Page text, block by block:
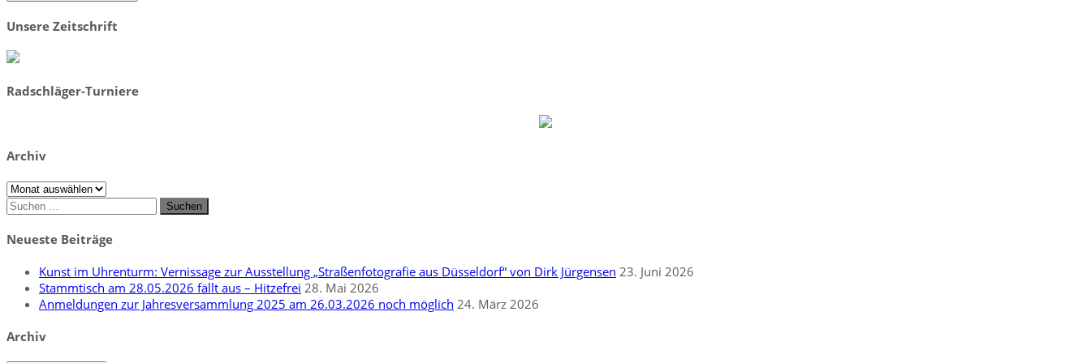
Unsere Zeitschrift
Radschläger-Turniere
Archiv
Archiv
Suchen
nach:
Neueste Beiträge
Kunst im Uhrenturm: Vernissage zur Ausstellung „Straßenfotografie aus Düsseldorf“ von Dirk Jürgensen 23. Juni 2026
Stammtisch am 28.05.2026 fällt aus – Hitzefrei 28. Mai 2026
Anmeldungen zur Jahresversammlung 2025 am 26.03.2026 noch möglich 24. März 2026
Archiv